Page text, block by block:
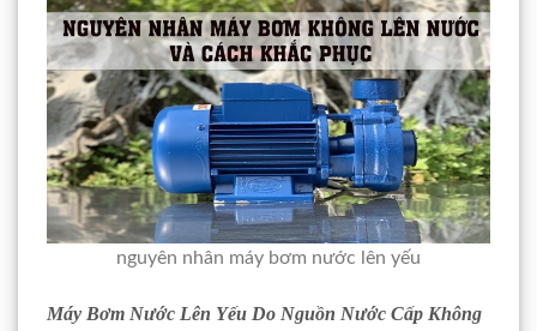
nguyên nhân máy bơm nước lên yếu
Máy Bơm Nước Lên Yếu Do Nguồn Nước Cấp Không